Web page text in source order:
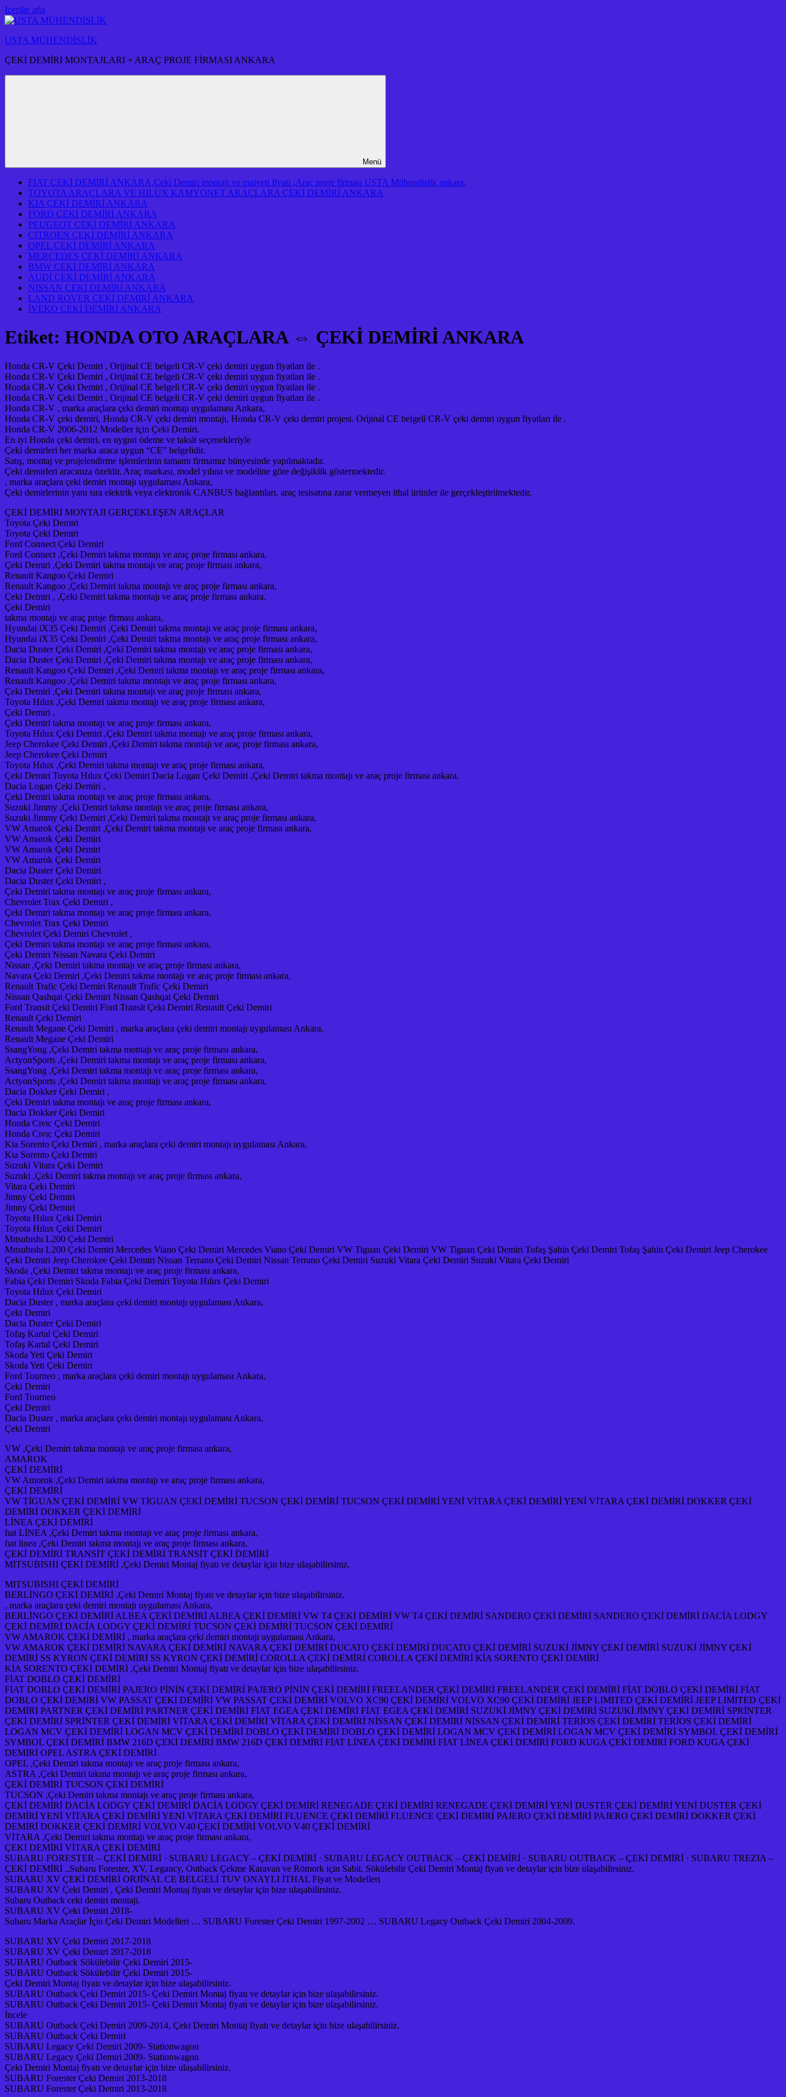
İçeriğe atla
USTA MÜHENDİSLİK
ÇEKİ DEMİRİ MONTAJLARI + ARAÇ PROJE FİRMASI ANKARA
Menü
FIAT ÇEKİ DEMİRİ ANKARA,Çeki Demiri montajı ve maiyeti fiyatı ,Araç proje firması USTA Mühendislik ankara,
TOYOTA ARAÇLARA VE HILUX KAMYONET ARAÇLARA ÇEKİ DEMİRİ ANKARA
KIA ÇEKİ DEMİRİ ANKARA
FORD ÇEKİ DEMİRİ ANKARA
PEUGEOT ÇEKİ DEMİRİ ANKARA
CITROEN ÇEKİ DEMİRİ ANKARA
OPEL ÇEKİ DEMİRİ ANKARA
MERCEDES ÇEKİ DEMİRİ ANKARA
BMW ÇEKİ DEMİRİ ANKARA
AUDİ ÇEKİ DEMİRİ ANKARA
NISSAN ÇEKİ DEMİRİ ANKARA
LAND ROVER ÇEKİ DEMİRİ ANKARA
İVEKO ÇEKİ DEMİRİ ANKARA
Etiket: HONDA OTO ARAÇLARA ⇔ ÇEKİ DEMİRİ ANKARA
Honda CR-V Çeki Demiri , Orijinal CE belgeli CR-V çeki demiri uygun fiyatları ile .
Honda CR-V Çeki Demiri , Orijinal CE belgeli CR-V çeki demiri uygun fiyatları ile .
Honda CR-V Çeki Demiri , Orijinal CE belgeli CR-V çeki demiri uygun fiyatları ile .
Honda CR-V Çeki Demiri , Orijinal CE belgeli CR-V çeki demiri uygun fiyatları ile .
Honda CR-V , marka araçlara çeki demiri montajı uygulaması Ankara,
Honda CR-V çeki demiri, Honda CR-V çeki demiri montajı, Honda CR-V çeki demiri projesi. Orijinal CE belgeli CR-V çeki demiri uygun fiyatları ile .
Honda CR-V 2006-2012 Modeller için Çeki Demiri.
En iyi Honda çeki demiri, en uygun ödeme ve taksit seçenekleriyle
Çeki demirleri her marka araca uygun “CE” belgelidir.
Satış, montaj ve projelendirme işlemlerinin tamamı firmamız bünyesinde yapılmaktadır.
Çeki demirleri aracınıza özeldir. Araç markası, model yılına ve modeline göre değişiklik göstermektedir.
, marka araçlara çeki demiri montajı uygulaması Ankara,
Çeki demirlerinin yanı sıra elektrik veya elektronik CANBUS bağlantıları, araç tesisatına zarar vermeyen ithal ürünler ile gerçekleştirilmektedir.
ÇEKİ DEMİRİ MONTAJI GERÇEKLEŞEN ARAÇLAR
Toyota Çeki Demiri
Toyota Çeki Demiri
Ford Connect Çeki Demiri
Ford Connect ,Çeki Demiri takma montajı ve araç proje firması ankara,
Çeki Demiri ,Çeki Demiri takma montajı ve araç proje firması ankara,
Renault Kangoo Çeki Demiri
Renault Kangoo ,Çeki Demiri takma montajı ve araç proje firması ankara,
Çeki Demiri , ,Çeki Demiri takma montajı ve araç proje firması ankara,
Çeki Demiri
takma montajı ve araç proje firması ankara,
Hyundai iX35 Çeki Demiri ,Çeki Demiri takma montajı ve araç proje firması ankara,
Hyundai iX35 Çeki Demiri ,Çeki Demiri takma montajı ve araç proje firması ankara,
Dacia Duster Çeki Demiri ,Çeki Demiri takma montajı ve araç proje firması ankara,
Dacia Duster Çeki Demiri ,Çeki Demiri takma montajı ve araç proje firması ankara,
Renault Kangoo Çeki Demiri ,Çeki Demiri takma montajı ve araç proje firması ankara,
Renault Kangoo ,Çeki Demiri takma montajı ve araç proje firması ankara,
Çeki Demiri ,Çeki Demiri takma montajı ve araç proje firması ankara,
Toyota Hılux ,Çeki Demiri takma montajı ve araç proje firması ankara,
Çeki Demiri ,
Çeki Demiri takma montajı ve araç proje firması ankara,
Toyota Hılux Çeki Demiri ,Çeki Demiri takma montajı ve araç proje firması ankara,
Jeep Cherokee Çeki Demiri ,Çeki Demiri takma montajı ve araç proje firması ankara,
Jeep Cherokee Çeki Demiri
Toyota Hılux ,Çeki Demiri takma montajı ve araç proje firması ankara,
Çeki Demiri Toyota Hılux Çeki Demiri Dacia Logan Çeki Demiri ,Çeki Demiri takma montajı ve araç proje firması ankara,
Dacia Logan Çeki Demiri ,
Çeki Demiri takma montajı ve araç proje firması ankara,
Suzuki Jimmy ,Çeki Demiri takma montajı ve araç proje firması ankara,
Suzuki Jimmy Çeki Demiri ,Çeki Demiri takma montajı ve araç proje firması ankara,
VW Amarok Çeki Demiri ,Çeki Demiri takma montajı ve araç proje firması ankara,
VW Amarok Çeki Demiri
VW Amarok Çeki Demiri
VW Amarok Çeki Demiri
Dacia Duster Çeki Demiri
Dacia Duster Çeki Demiri ,
Çeki Demiri takma montajı ve araç proje firması ankara,
Chevrolet Trax Çeki Demiri ,
Çeki Demiri takma montajı ve araç proje firması ankara,
Chevrolet Trax Çeki Demiri
Chevrolet Çeki Demiri Chevrolet ,
Çeki Demiri takma montajı ve araç proje firması ankara,
Çeki Demiri Nissan Navara Çeki Demiri
Nissan ,Çeki Demiri takma montajı ve araç proje firması ankara,
Navara Çeki Demiri ,Çeki Demiri takma montajı ve araç proje firması ankara,
Renault Trafic Çeki Demiri Renault Trafic Çeki Demiri
Nissan Qashqai Çeki Demiri Nissan Qashqai Çeki Demiri
Ford Transit Çeki Demiri Ford Transit Çeki Demiri Renault Çeki Demiri
Renault Çeki Demiri
Renault Megane Çeki Demiri , marka araçlara çeki demiri montajı uygulaması Ankara,
Renault Megane Çeki Demiri
SsangYong ,Çeki Demiri takma montajı ve araç proje firması ankara,
ActyonSports ,Çeki Demiri takma montajı ve araç proje firması ankara,
SsangYong ,Çeki Demiri takma montajı ve araç proje firması ankara,
ActyonSports ,Çeki Demiri takma montajı ve araç proje firması ankara,
Dacia Dokker Çeki Demiri ,
Çeki Demiri takma montajı ve araç proje firması ankara,
Dacia Dokker Çeki Demiri
Honda Cıvıc Çeki Demiri
Honda Cıvıc Çeki Demiri
Kia Sorento Çeki Demiri , marka araçlara çeki demiri montajı uygulaması Ankara,
Kia Sorento Çeki Demiri
Suzuki Vitara Çeki Demiri
Suzuki ,Çeki Demiri takma montajı ve araç proje firması ankara,
Vitara Çeki Demiri
Jimny Çeki Demiri
Jimny Çeki Demiri
Toyota Hılux Çeki Demiri
Toyota Hılux Çeki Demiri
Mıtsubıshı L200 Çeki Demiri
Mıtsubıshı L200 Çeki Demiri Mercedes Viano Çeki Demiri Mercedes Viano Çeki Demiri VW Tiguan Çeki Demiri VW Tiguan Çeki Demiri Tofaş Şahin Çeki Demiri Tofaş Şahin Çeki Demiri Jeep Cherokee
Çeki Demiri Jeep Cherokee Çeki Demiri Nissan Terrano Çeki Demiri Nissan Terrano Çeki Demiri Suzuki Vitara Çeki Demiri Suzuki Vitara Çeki Demiri
Skoda ,Çeki Demiri takma montajı ve araç proje firması ankara,
Fabia Çeki Demiri Skoda Fabia Çeki Demiri Toyota Hılux Çeki Demiri
Toyota Hılux Çeki Demiri
Dacia Duster , marka araçlara çeki demiri montajı uygulaması Ankara,
Çeki Demiri
Dacia Duster Çeki Demiri
Tofaş Kartal Çeki Demiri
Tofaş Kartal Çeki Demiri
Skoda Yeti Çeki Demiri
Skoda Yeti Çeki Demiri
Ford Tourneo , marka araçlara çeki demiri montajı uygulaması Ankara,
Çeki Demiri
Ford Tourneo
Çeki Demiri
Dacia Duster , marka araçlara çeki demiri montajı uygulaması Ankara,
Çeki Demiri
VW ,Çeki Demiri takma montajı ve araç proje firması ankara,
AMAROK
ÇEKİ DEMİRİ
VW Amorok ,Çeki Demiri takma montajı ve araç proje firması ankara,
ÇEKİ DEMİRİ
VW TİGUAN ÇEKİ DEMİRİ VW TİGUAN ÇEKİ DEMİRİ TUCSON ÇEKİ DEMİRİ TUCSON ÇEKİ DEMİRİ YENİ VİTARA ÇEKİ DEMİRİ YENİ VİTARA ÇEKİ DEMİRİ DOKKER ÇEKİ
DEMİRİ DOKKER ÇEKİ DEMİRİ
LİNEA ÇEKİ DEMİRİ
fıat LİNEA ,Çeki Demiri takma montajı ve araç proje firması ankara,
fıat linea ,Çeki Demiri takma montajı ve araç proje firması ankara,
ÇEKİ DEMİRİ TRANSİT ÇEKİ DEMİRİ TRANSİT ÇEKİ DEMİRİ
MITSUBISHI ÇEKİ DEMİRİ ,Çeki Demiri Montaj fiyatı ve detaylar için bize ulaşabilirsiniz.
MITSUBISHI ÇEKİ DEMİRİ
BERLİNGO ÇEKİ DEMİRİ ,Çeki Demiri Montaj fiyatı ve detaylar için bize ulaşabilirsiniz.
, marka araçlara çeki demiri montajı uygulaması Ankara,
BERLİNGO ÇEKİ DEMİRİ ALBEA ÇEKİ DEMİRİ ALBEA ÇEKİ DEMİRİ VW T4 ÇEKİ DEMİRİ VW T4 ÇEKİ DEMİRİ SANDERO ÇEKİ DEMİRİ SANDERO ÇEKİ DEMİRİ DACİA LODGY
ÇEKİ DEMİRİ DACİA LODGY ÇEKİ DEMİRİ TUCSON ÇEKİ DEMİRİ TUCSON ÇEKİ DEMİRİ
VW AMAROK ÇEKİ DEMİRİ , marka araçlara çeki demiri montajı uygulaması Ankara,
VW AMAROK ÇEKİ DEMİRİ NAVARA ÇEKİ DEMİRİ NAVARA ÇEKİ DEMİRİ DUCATO ÇEKİ DEMİRİ DUCATO ÇEKİ DEMİRİ SUZUKİ JİMNY ÇEKİ DEMİRİ SUZUKİ JİMNY ÇEKİ
DEMİRİ SS KYRON ÇEKİ DEMİRİ SS KYRON ÇEKİ DEMİRİ COROLLA ÇEKİ DEMİRİ COROLLA ÇEKİ DEMİRİ KİA SORENTO ÇEKİ DEMİRİ
KİA SORENTO ÇEKİ DEMİRİ ,Çeki Demiri Montaj fiyatı ve detaylar için bize ulaşabilirsiniz.
FİAT DOBLO ÇEKİ DEMİRİ
FİAT DOBLO ÇEKİ DEMİRİ PAJERO PİNİN ÇEKİ DEMİRİ PAJERO PİNİN ÇEKİ DEMİRİ FREELANDER ÇEKİ DEMİRİ FREELANDER ÇEKİ DEMİRİ FİAT DOBLO ÇEKİ DEMİRİ FİAT
DOBLO ÇEKİ DEMİRİ VW PASSAT ÇEKİ DEMİRİ VW PASSAT ÇEKİ DEMİRİ VOLVO XC90 ÇEKİ DEMİRİ VOLVO XC90 ÇEKİ DEMİRİ JEEP LIMITED ÇEKİ DEMİRİ JEEP LIMITED ÇEKİ
DEMİRİ PARTNER ÇEKİ DEMİRİ PARTNER ÇEKİ DEMİRİ FİAT EGEA ÇEKİ DEMİRİ FİAT EGEA ÇEKİ DEMİRİ SUZUKİ JİMNY ÇEKİ DEMİRİ SUZUKİ JİMNY ÇEKİ DEMİRİ SPRİNTER
ÇEKİ DEMİRİ SPRİNTER ÇEKİ DEMİRİ VİTARA ÇEKİ DEMİRİ VİTARA ÇEKİ DEMİRİ NİSSAN ÇEKİ DEMİRİ NİSSAN ÇEKİ DEMİRİ TERİOS ÇEKİ DEMİRİ TERİOS ÇEKİ DEMİRİ
LOGAN MCV ÇEKİ DEMİRİ LOGAN MCV ÇEKİ DEMİRİ DOBLO ÇEKİ DEMİRİ DOBLO ÇEKİ DEMİRİ LOGAN MCV ÇEKİ DEMİRİ LOGAN MCV ÇEKİ DEMİRİ SYMBOL ÇEKİ DEMİRİ
SYMBOL ÇEKİ DEMİRİ BMW 216D ÇEKİ DEMİRİ BMW 216D ÇEKİ DEMİRİ FİAT LİNEA ÇEKİ DEMİRİ FİAT LİNEA ÇEKİ DEMİRİ FORD KUGA ÇEKİ DEMİRİ FORD KUGA ÇEKİ
DEMİRİ OPEL ASTRA ÇEKİ DEMİRİ
OPEL ,Çeki Demiri takma montajı ve araç proje firması ankara,
ASTRA ,Çeki Demiri takma montajı ve araç proje firması ankara,
ÇEKİ DEMİRİ TUCSON ÇEKİ DEMİRİ
TUCSON ,Çeki Demiri takma montajı ve araç proje firması ankara,
ÇEKİ DEMİRİ DACİA LODGY ÇEKİ DEMİRİ DACİA LODGY ÇEKİ DEMİRİ RENEGADE ÇEKİ DEMİRİ RENEGADE ÇEKİ DEMİRİ YENİ DUSTER ÇEKİ DEMİRİ YENİ DUSTER ÇEKİ
DEMİRİ YENİ VİTARA ÇEKİ DEMİRİ YENİ VİTARA ÇEKİ DEMİRİ FLUENCE ÇEKİ DEMİRİ FLUENCE ÇEKİ DEMİRİ PAJERO ÇEKİ DEMİRİ PAJERO ÇEKİ DEMİRİ DOKKER ÇEKİ
DEMİRİ DOKKER ÇEKİ DEMİRİ VOLVO V40 ÇEKİ DEMİRİ VOLVO V40 ÇEKİ DEMİRİ
VİTARA ,Çeki Demiri takma montajı ve araç proje firması ankara,
ÇEKİ DEMİRİ VİTARA ÇEKİ DEMİRİ
SUBARU FORESTER – ÇEKİ DEMİRİ · SUBARU LEGACY – ÇEKİ DEMİRİ · SUBARU LEGACY OUTBACK – ÇEKİ DEMİRİ · SUBARU OUTBACK – ÇEKİ DEMİRİ · SUBARU TREZIA –
ÇEKİ DEMİRİ ..Subaru Forester, XV, Legancy, Outback Çekme Karavan ve Römork için Sabit, Sökülebilir Çeki Demiri Montaj fiyatı ve detaylar için bize ulaşabilirsiniz.
SUBARU XV ÇEKİ DEMİRİ ORJİNAL CE BELGELİ TUV ONAYLI İTHAL Fiyat ve Modelleri
SUBARU XV Çeki Demiri , Çeki Demiri Montaj fiyatı ve detaylar için bize ulaşabilirsiniz.
Subaru Outback ceki demiri montaji.
SUBARU XV Çeki Demiri 2018-
Subaru Marka Araçlar İçin Çeki Demiri Modelleri … SUBARU Forester Çeki Demiri 1997-2002 … SUBARU Legacy Outback Çeki Demiri 2004-2009.
SUBARU XV Çeki Demiri 2017-2018
SUBARU XV Çeki Demiri 2017-2018
SUBARU Outback Sökülebilir Çeki Demiri 2015-
SUBARU Outback Sökülebilir Çeki Demiri 2015-
Çeki Demiri Montaj fiyatı ve detaylar için bize ulaşabilirsiniz.
SUBARU Outback Çeki Demiri 2015- Çeki Demiri Montaj fiyatı ve detaylar için bize ulaşabilirsiniz.
SUBARU Outback Çeki Demiri 2015- Çeki Demiri Montaj fiyatı ve detaylar için bize ulaşabilirsiniz.
İncele
SUBARU Outback Çeki Demiri 2009-2014, Çeki Demiri Montaj fiyatı ve detaylar için bize ulaşabilirsiniz.
SUBARU Outback Çeki Demiri
SUBARU Legacy Çeki Demiri 2009- Stationwagon
SUBARU Legacy Çeki Demiri 2009- Stationwagon
Çeki Demiri Montaj fiyatı ve detaylar için bize ulaşabilirsiniz.
SUBARU Forester Çeki Demiri 2013-2018
SUBARU Forester Çeki Demiri 2013-2018